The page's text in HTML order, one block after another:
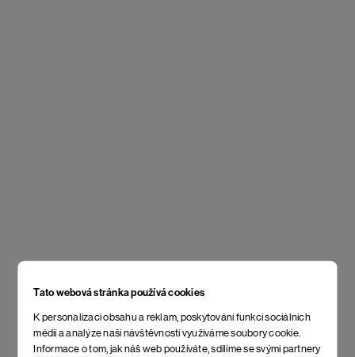
Tato webová stránka používá cookies
K personalizaci obsahu a reklam, poskytování funkcí sociálních
médií a analýze naší návštěvnosti využíváme soubory cookie.
Informace o tom, jak náš web používáte, sdílíme se svými partnery